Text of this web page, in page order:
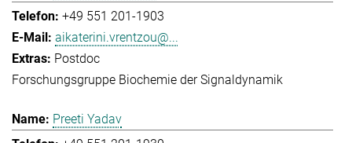
+49 551 201-1903
aikaterini.vrentzou@...
Postdoc
Forschungsgruppe Biochemie der Signaldynamik
Preeti Yadav